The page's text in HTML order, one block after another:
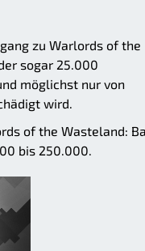
zu Warlords of the
sogar 25.000
möglichst nur von
wird.
of the Wasteland:
bis 250.000.